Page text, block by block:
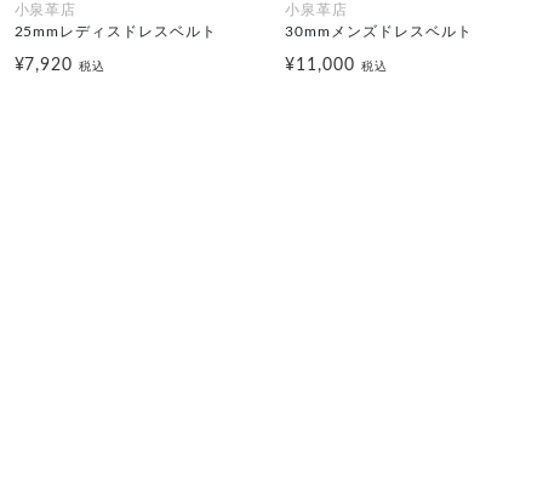
小泉革店
25mmレディスドレスベルト
¥7,920税込
小泉革店
30mmメンズドレスベルト
¥11,000 税込